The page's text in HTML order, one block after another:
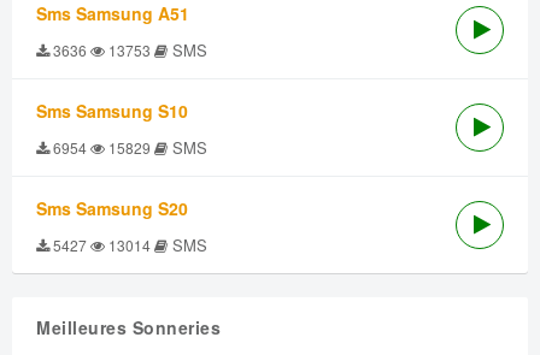
Sms Samsung A51
3636 13753 SMS
Sms Samsung S10
6954 15829 SMS
Sms Samsung S20
5427 13014 SMS
Meilleures Sonneries